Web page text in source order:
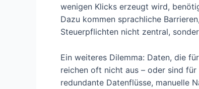
wenigen Klicks erzeugt wird,
Dazu kommen sprachliche
Steuerpflichten nicht zentral,
Ein weiteres Dilemma: Daten, die
reichen oft nicht aus – oder sind
redundante Datenflüsse, manuelle